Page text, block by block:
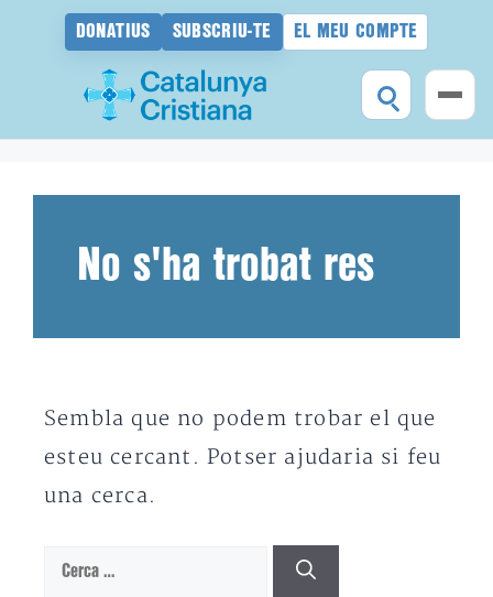
DONATIUS SUBSCRIU-TE EL MEU COMPTE
No s'ha trobat res
Sembla que no podem trobar el que
esteu cercant. Potser ajudaria si feu
una cerca.
Cerca: